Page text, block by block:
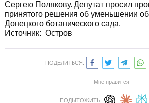
Сергею Полякову. Депутат просил
принятого решения об уменьшении
Донецкого ботанического сада.
Источник: Остров
ПОДЕЛИТЬСЯ:
Мне нравится
ПОДЫТОЖИТЬ: